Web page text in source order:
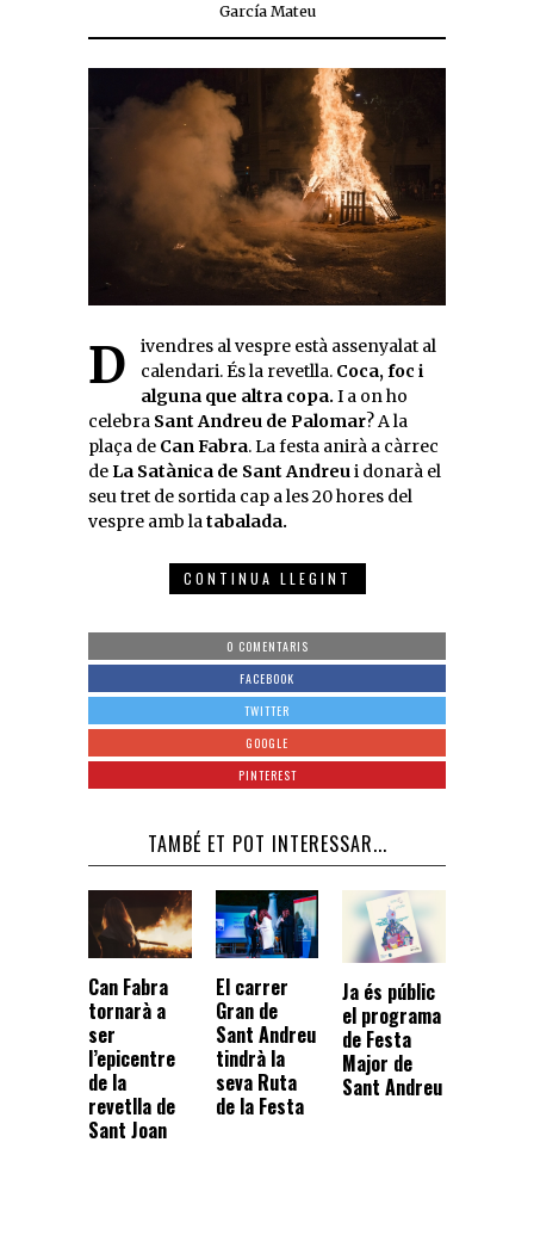
García Mateu
Divendres al vespre està assenyalat al calendari. És la revetlla. Coca, foc i
alguna que altra copa. I a on ho
celebra Sant Andreu de Palomar? A la
plaça de Can Fabra. La festa anirà a càrrec
de La Satànica de Sant Andreui donarà el
seu tret de sortida cap a les 20 hores del
vespre amb latabalada.
CONTINUA LLEGINT
0 COMENTARIS
FACEBOOK
TWITTER
GOOGLE
PINTEREST
TAMBÉ ET POT INTERESSAR...
Can Fabra
tornarà a
ser
l’epicentre
de la
revetlla de
Sant Joan
El carrer
Gran de
Sant Andreu
tindrà la
seva Ruta
de la Festa
Ja és públic
el programa
de Festa
Major de
Sant Andreu